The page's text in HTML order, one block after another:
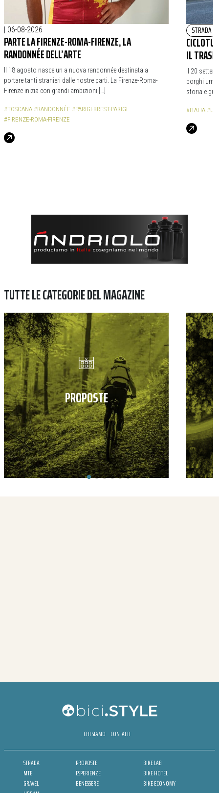
| 06-08-2026
PARTE LA FIRENZE-ROMA-FIRENZE, LA
RANDONNÉE DELL’ARTE
Il 18 agosto nasce un a nuova randonnée destinata a
portare tanti stranieri dalle nostre parti. La Firenze-Roma-
Firenze inizia con grandi ambizioni […]
#TOSCANA #RANDONNÉE #PARIGI-BREST-PARIGI
#FIRENZE-ROMA-FIRENZE
STRADA
IL
Il 20
borghi
storia e
#ITALIA
TUTTE LE CATEGORIE DEL MAGAZINE
PROPOSTE
CHI SIAMO CONTATTI
STRADA
MTB
GRAVEL
PROPOSTE
ESPERIENZE
BENESSERE
BIKE LAB
BIKE HOTEL
BIKE ECONOMY